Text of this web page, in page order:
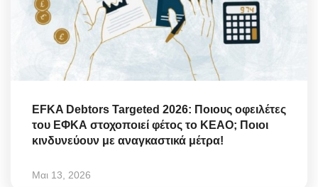
EFKA Debtors Targeted 2026: Ποιους οφειλέτες
του ΕΦΚΑ στοχοποιεί φέτος το ΚΕΑΟ; Ποιοι
κινδυνεύουν με αναγκαστικά μέτρα!
Μαι 13, 2026